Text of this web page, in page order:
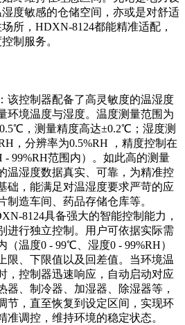
度敏感的仓储空间，亦或是对舒适
所，HDXN-8124都能精准适配，
制服务。
：该控制器配备了高灵敏度的温湿度
环境温度与湿度。温度测量范围为
，测量精度高达±0.2℃；湿度测
，分辨率为0.5%RH ，精度控制在
- 99%RH范围内）。如此高的测量
温湿度数据真实、可靠，为精准控
础，能满足对温湿度要求严苛的应
制造车间、药品存储仓库等。
8124具备强大的智能控制能力，
进行独立控制。用户可依据实际需
（温度0 - 99℃、湿度0 - 99%RH）
限、下限值以及回差值。当环境温
，控制器迅速响应，自动启动对应
器、制冷器、加湿器、除湿器等，
节，直至恢复到设定区间，实现环
准调控，维持环境的稳定状态。